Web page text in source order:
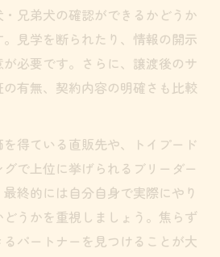
兄弟犬の確認ができるかどうか
見学を断られたり、情報の開示
必要です。さらに、譲渡後のサ
有無、契約内容の明確さも比較
得ている直販先や、トイプード
で上位に挙げられるブリーダー
終的には自分自身で実際にやり
うかを重視しましょう。焦らず
パートナーを見つけることが大